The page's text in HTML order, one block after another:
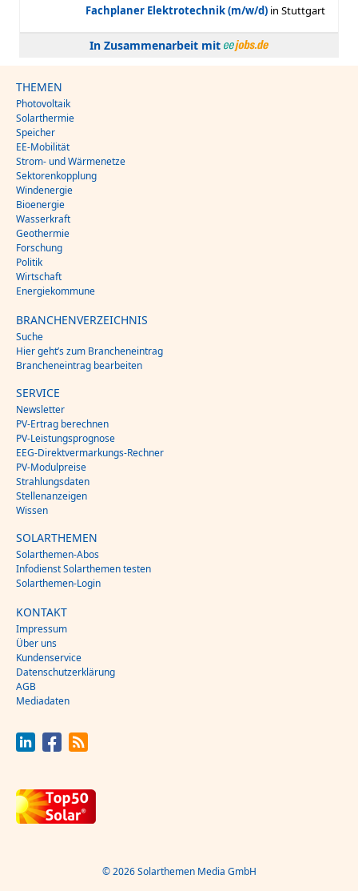
In Zusammenarbeit mit
THEMEN
Photovoltaik
Solarthermie
Speicher
EE-Mobilität
Strom- und Wärmenetze
Sektorenkopplung
Windenergie
Bioenergie
Wasserkraft
Geothermie
Forschung
Politik
Wirtschaft
Energiekommune
BRANCHENVERZEICHNIS
Suche
Hier geht’s zum Brancheneintrag
Brancheneintrag bearbeiten
SERVICE
Newsletter
PV-Ertrag berechnen
PV-Leistungsprognose
EEG-Direktvermarkungs-Rechner
PV-Modulpreise
Strahlungsdaten
Stellenanzeigen
Wissen
SOLARTHEMEN
Solarthemen-Abos
Infodienst Solarthemen testen
Solarthemen-Login
KONTAKT
Impressum
Über uns
Kundenservice
Datenschutzerklärung
AGB
Mediadaten
© 2026 Solarthemen Media GmbH